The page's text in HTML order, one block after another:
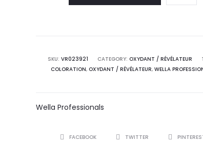
4%-13Vol
SKU:VR023921 CATEGORY:OXYDANT / RÉVÉLATEUR
COLORATION,OXYDANT / RÉVÉLATEUR,WELLA
Wella Professionals
SHAREFACEBOOK TWITTER